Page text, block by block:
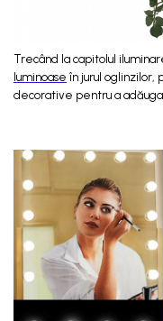
Trecând la capitolul
luminoase în jurul oglinzilor,
decorative pentru a